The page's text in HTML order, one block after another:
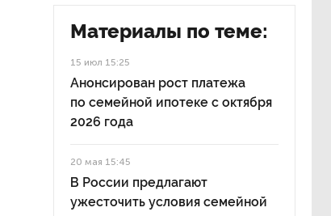
Материалы по теме:
15 июл 15:25
Анонсирован рост платежа
по семейной ипотеке с октября
2026 года
20 мая 15:45
В России предлагают
ужесточить условия семейной